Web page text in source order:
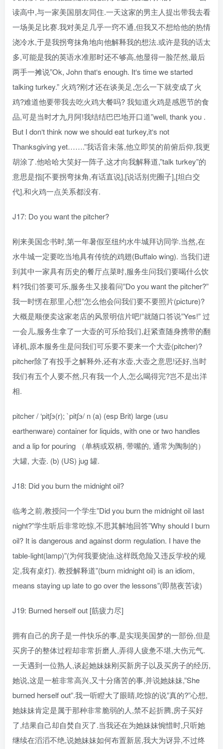
读高中,与一家美国朋友同住.一天这家的男主人提出带我去看
一场美足比赛.我对美足几乎一窍不通,但我又不想给他的热情
浇冷水,于是我拐弯抹角地向他解释我的想法.或许是我的话太
多,可能是我的英语水准那时还不够高,他显得一脸茫然,最后
两手一摊说”Ok, John that‘s enough. It‘s time we started
talking turkey.” 火鸡?刚才还在谈美足,怎么一下就变成了火
鸡?难道他要带我去吃火鸡大餐吗? 我知道火鸡是感恩节的食
品,可是当时才九月阿!我结结巴巴地开口道”well, thank you .
But I don‘t think now we should eat turkey,it‘s not
Thanksgiving yet…….”我话音未落,他立即笑的前俯后仰,我更
胡涂了.他哈哈大笑好一阵子,这才向我解释道,”talk turkey”的
意思是指[不要拐弯抹角,有话直说],[说话别兜圈子],[坦白交
代],和火鸡一点关系都没有.
J17: Do you want the pitcher?
刚来美国念书时,第一年暑假至纽约水牛城拜访同学.当然,在
水牛城一定要吃当地具有传统的鸡翅(Buffalo wing). 当我们进
到其中一家具有历史的餐厅点菜时,服务生问我们要喝什么饮
料?我们答要可乐,服务生又接着问”Do you want the pitcher?”
我一时愣在那里,心想”怎么他会问我们要不要照片(picture)?
大概是顺便卖这家老店的风景明信片吧!”就随口答说”Yes!” 过
一会儿,服务生拿了一大壶的可乐给我们,赶紧查随身携带的翻
译机,原本服务生是问我们可乐要不要来一个大壶(pitcher)?
pitcher除了有投手之解释外,还有水壶,大壶之意思!还好,当时
我们有五个人要不然,只有我一个人,怎么喝得完?岂不是出洋
相.
pitcher / ‘pit∫э(r); `pit∫э/ n (a) (esp Brit) large (usu
earthenware) container for liquids, with one or two handles
and a lip for pouring （单柄或双柄, 带嘴的, 通常为陶制的）
大罐, 大壶. (b) (US) jug 罐.
J18: Did you burn the midnight oil?
临考之前,教授问一个学生”Did you burn the midnight oil last
night?”学生听后非常吃惊,不思其解地回答”Why should I burn
oil? It is dangerous and against dorm regulation. I have the
table-light(lamp)”(为何我要烧油,这样既危险又违反学校的规
定,我有桌灯). 教授解释道”(burn midnight oil) is an idiom,
means staying up late to go over the lessons”(即熬夜苦读)
J19: Burned herself out [筋疲力尽]
拥有自己的房子是一件快乐的事,是实现美国梦的一部份,但是
买房子的整体过程却非常折磨人,弄得人疲惫不堪,大伤元气.
一天遇到一位熟人,谈起她妹妹刚买新房子以及买房子的经历,
她说,这是一桩非常高兴,又十分痛苦的事,并说她妹妹,”She
burned herself out”.我一听瞪大了眼睛,吃惊的说”真的?”心想,
她妹妹肯定是属于那种非常脆弱的人,禁不起折腾,房子买好
了,结果自己却自焚自灭了.当我还在为她妹妹惋惜时,只听她
继续在滔滔不绝,说她妹妹如何布置新居,我大为讶异,不过终